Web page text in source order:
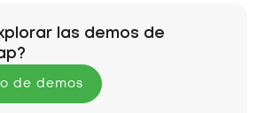
las demos de
de demos